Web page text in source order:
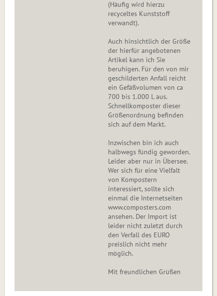
(Häufig wird hierzu
recyceltes Kunststoff
verwandt).
Auch hinsichtlich der Größe
der hierfür angebotenen
Artikel kann ich Sie
beruhigen. Für den von mir
geschilderten Anfall reicht
ein Gefäßvolumen von ca
700 bis 1.000 L aus.
Schnellkomposter dieser
Größenordnung befinden
sich auf dem Markt.
Inzwischen bin ich auch
halbwegs fündig geworden.
Leider aber nur in Übersee.
Wer sich für eine Vielfalt
von Kompostern
interessiert, sollte sich
einmal die Internetseiten
www.composters.com
ansehen. Der Import ist
leider nicht zuletzt durch
den Verfall des EURO
preislich nicht mehr
möglich.
Mit freundlichen Grüßen